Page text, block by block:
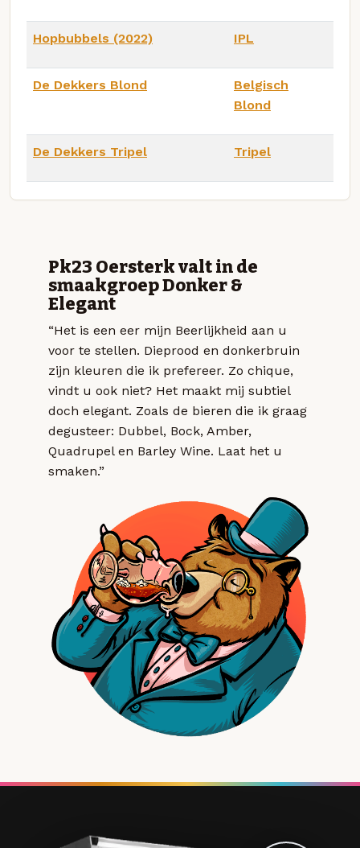
Hopbubbels (2022) IPL
De Dekkers Blond
Belgisch
Blond
De Dekkers Tripel Tripel
Pk23 Oersterk valt in de
smaakgroep Donker &
Elegant
“Het is een eer mijn Beerlijkheid aan u
voor te stellen. Dieprood en donkerbruin
zijn kleuren die ik prefereer. Zo chique,
vindt u ook niet? Het maakt mij subtiel
doch elegant. Zoals de bieren die ik graag
degusteer: Dubbel, Bock, Amber,
Quadrupel en Barley Wine. Laat het u
smaken.”